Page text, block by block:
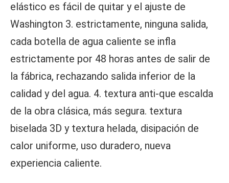
elástico es fácil de quitar y el ajuste de
Washington 3. estrictamente, ninguna salida,
cada botella de agua caliente se infla
estrictamente por 48 horas antes de salir de
la fábrica, rechazando salida inferior de la
calidad y del agua. 4. textura anti-que escalda
de la obra clásica, más segura. textura
biselada 3D y textura helada, disipación de
calor uniforme, uso duradero, nueva
experiencia caliente.